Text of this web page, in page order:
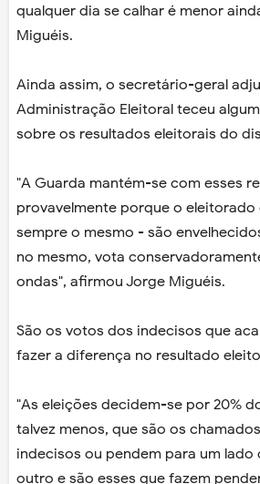
qualquer dia se calhar é menor
Miguéis.
Ainda assim, o secretário-geral
Administração Eleitoral teceu
sobre os resultados eleitorais do
"A Guarda mantém-se com esses
provavelmente porque o eleitorado
sempre o mesmo - são
no mesmo, vota
ondas", afirmou Jorge Miguéis.
São os votos dos indecisos que
fazer a diferença no resultado
"As eleições decidem-se por 20%
talvez menos, que são os
indecisos ou pendem para um lado
outro e são esses que fazem